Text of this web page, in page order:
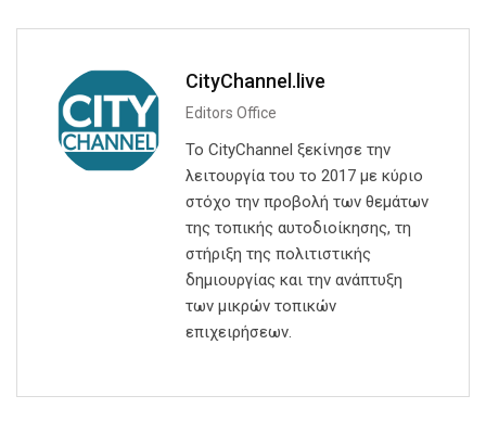
CityChannel.live
Editors Office
Το CityChannel ξεκίνησε την
λειτουργία του το 2017 με κύριο
στόχο την προβολή των θεμάτων
της τοπικής αυτοδιοίκησης, τη
στήριξη της πολιτιστικής
δημιουργίας και την ανάπτυξη
των μικρών τοπικών
επιχειρήσεων.